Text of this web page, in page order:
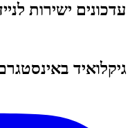
עדכונים ישירות
גיקלואיד